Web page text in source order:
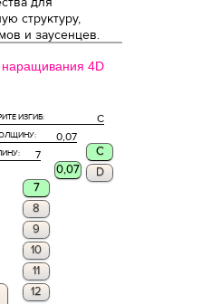
структуру,
и заусенцев.
4D
C
ИЗГИБ:
0,07
7
C
0,07
7
8
9
10
11
12
D